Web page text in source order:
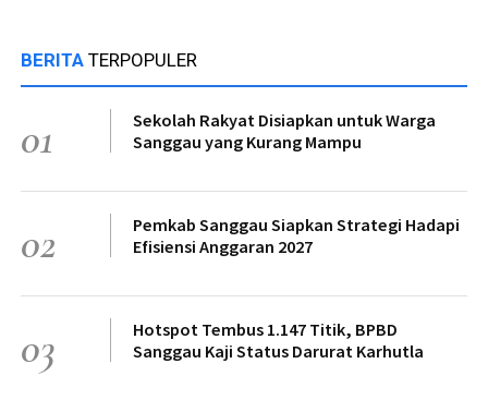
BERITA TERPOPULER
01
Sekolah Rakyat Disiapkan untuk Warga
Sanggau yang Kurang Mampu
02
Pemkab Sanggau Siapkan Strategi Hadapi
Efisiensi Anggaran 2027
03
Hotspot Tembus 1.147 Titik, BPBD
Sanggau Kaji Status Darurat Karhutla